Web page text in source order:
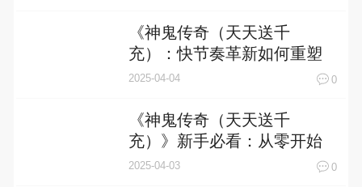
《神鬼传奇（天天送千
充）：快节奏革新如何重塑
MMO新人体验？》
2025-04-04 0
《神鬼传奇（天天送千
充）》新手必看：从零开始
的冒险指南与主线玩法全解
2025-04-03 0